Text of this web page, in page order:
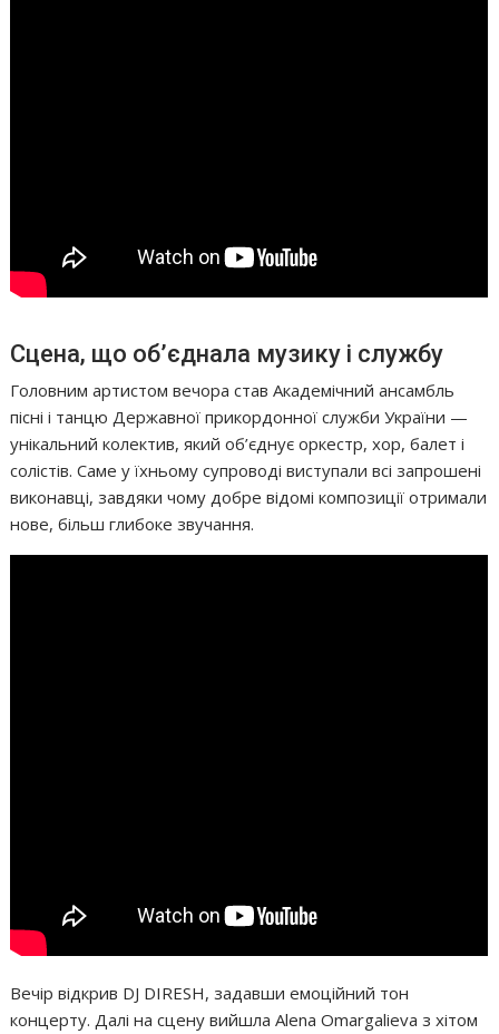
Сцена, що об’єднала музику і службу
Головним артистом вечора став Академічний ансамбль
пісні і танцю Державної прикордонної служби України —
унікальний колектив, який об’єднує оркестр, хор, балет і
солістів. Саме у їхньому супроводі виступали всі запрошені
виконавці, завдяки чому добре відомі композиції отримали
нове, більш глибоке звучання.
Вечір відкрив DJ DIRESH, задавши емоційний тон
концерту. Далі на сцену вийшла Alena Omargalieva з хітом